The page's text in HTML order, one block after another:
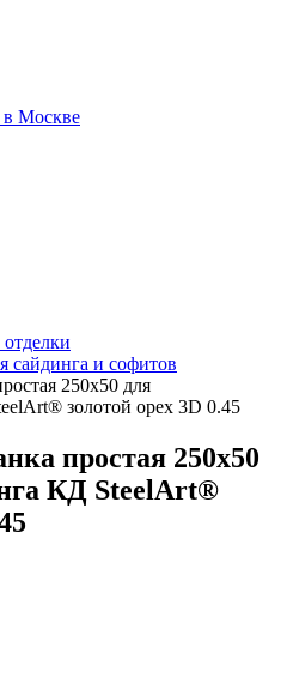
в Москве
сайдинга и софитов
250х50 для
золотой орех 3D 0.45
простая 250х50
КД SteelArt®